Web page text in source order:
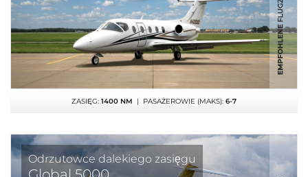
ZASIĘG: 1400 NM | PASAŻEROWIE (MAKS): 6-7
Odrzutowce dalekiego zasięgu